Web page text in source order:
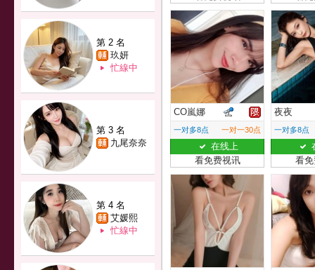
第 2 名
玖妍
忙線中
第 3 名
九尾奈奈
第 4 名
艾媛熙
忙線中
CO嵐娜
一对多8点 一对一30点
在线上
看免费视讯
夜夜
一对多8点
看